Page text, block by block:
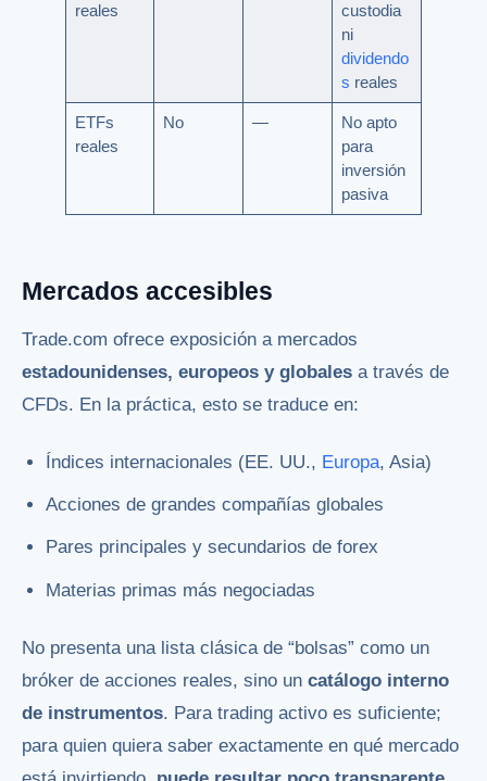
reales
custodia
ni
dividendo
s reales
ETFs
reales
No —
No apto
para
inversión
pasiva
Mercados accesibles
Trade.com ofrece exposición a mercados
estadounidenses, europeos y globales a través de
CFDs. En la práctica, esto se traduce en:
Índices internacionales (EE. UU., Europa, Asia)
Acciones de grandes compañías globales
Pares principales y secundarios de forex
Materias primas más negociadas
No presenta una lista clásica de “bolsas” como un
bróker de acciones reales, sino un catálogo interno
de instrumentos. Para trading activo es suficiente;
para quien quiera saber exactamente en qué mercado